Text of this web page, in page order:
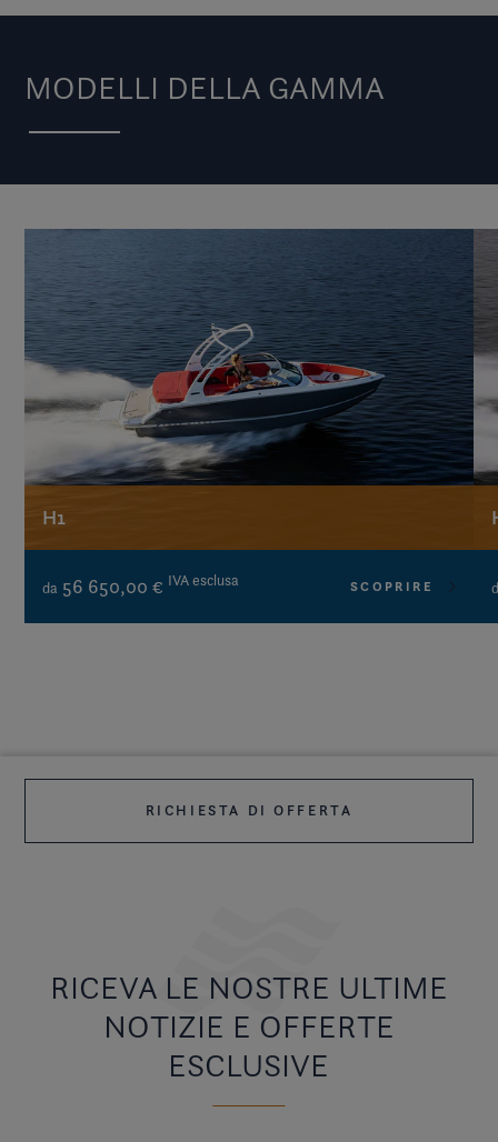
MODELLI DELLA GAMMA
H1
da 56 650,00 € IVA esclusa SCOPRIRE
RICHIESTA DI OFFERTA
RICEVA LE NOSTRE ULTIME
NOTIZIE E OFFERTE
ESCLUSIVE